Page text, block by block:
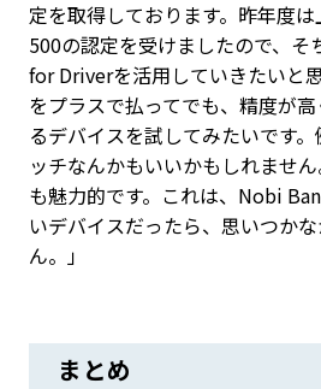
定を取得しております。昨年度
500の認定を受けましたので、
for Driverを活用していきたいと
をプラスで払ってでも、精度が
るデバイスを試してみたいです
ッチなんかもいいかもしれませ
も魅力的です。これは、Nobi
いデバイスだったら、思いつか
ん。」
まとめ